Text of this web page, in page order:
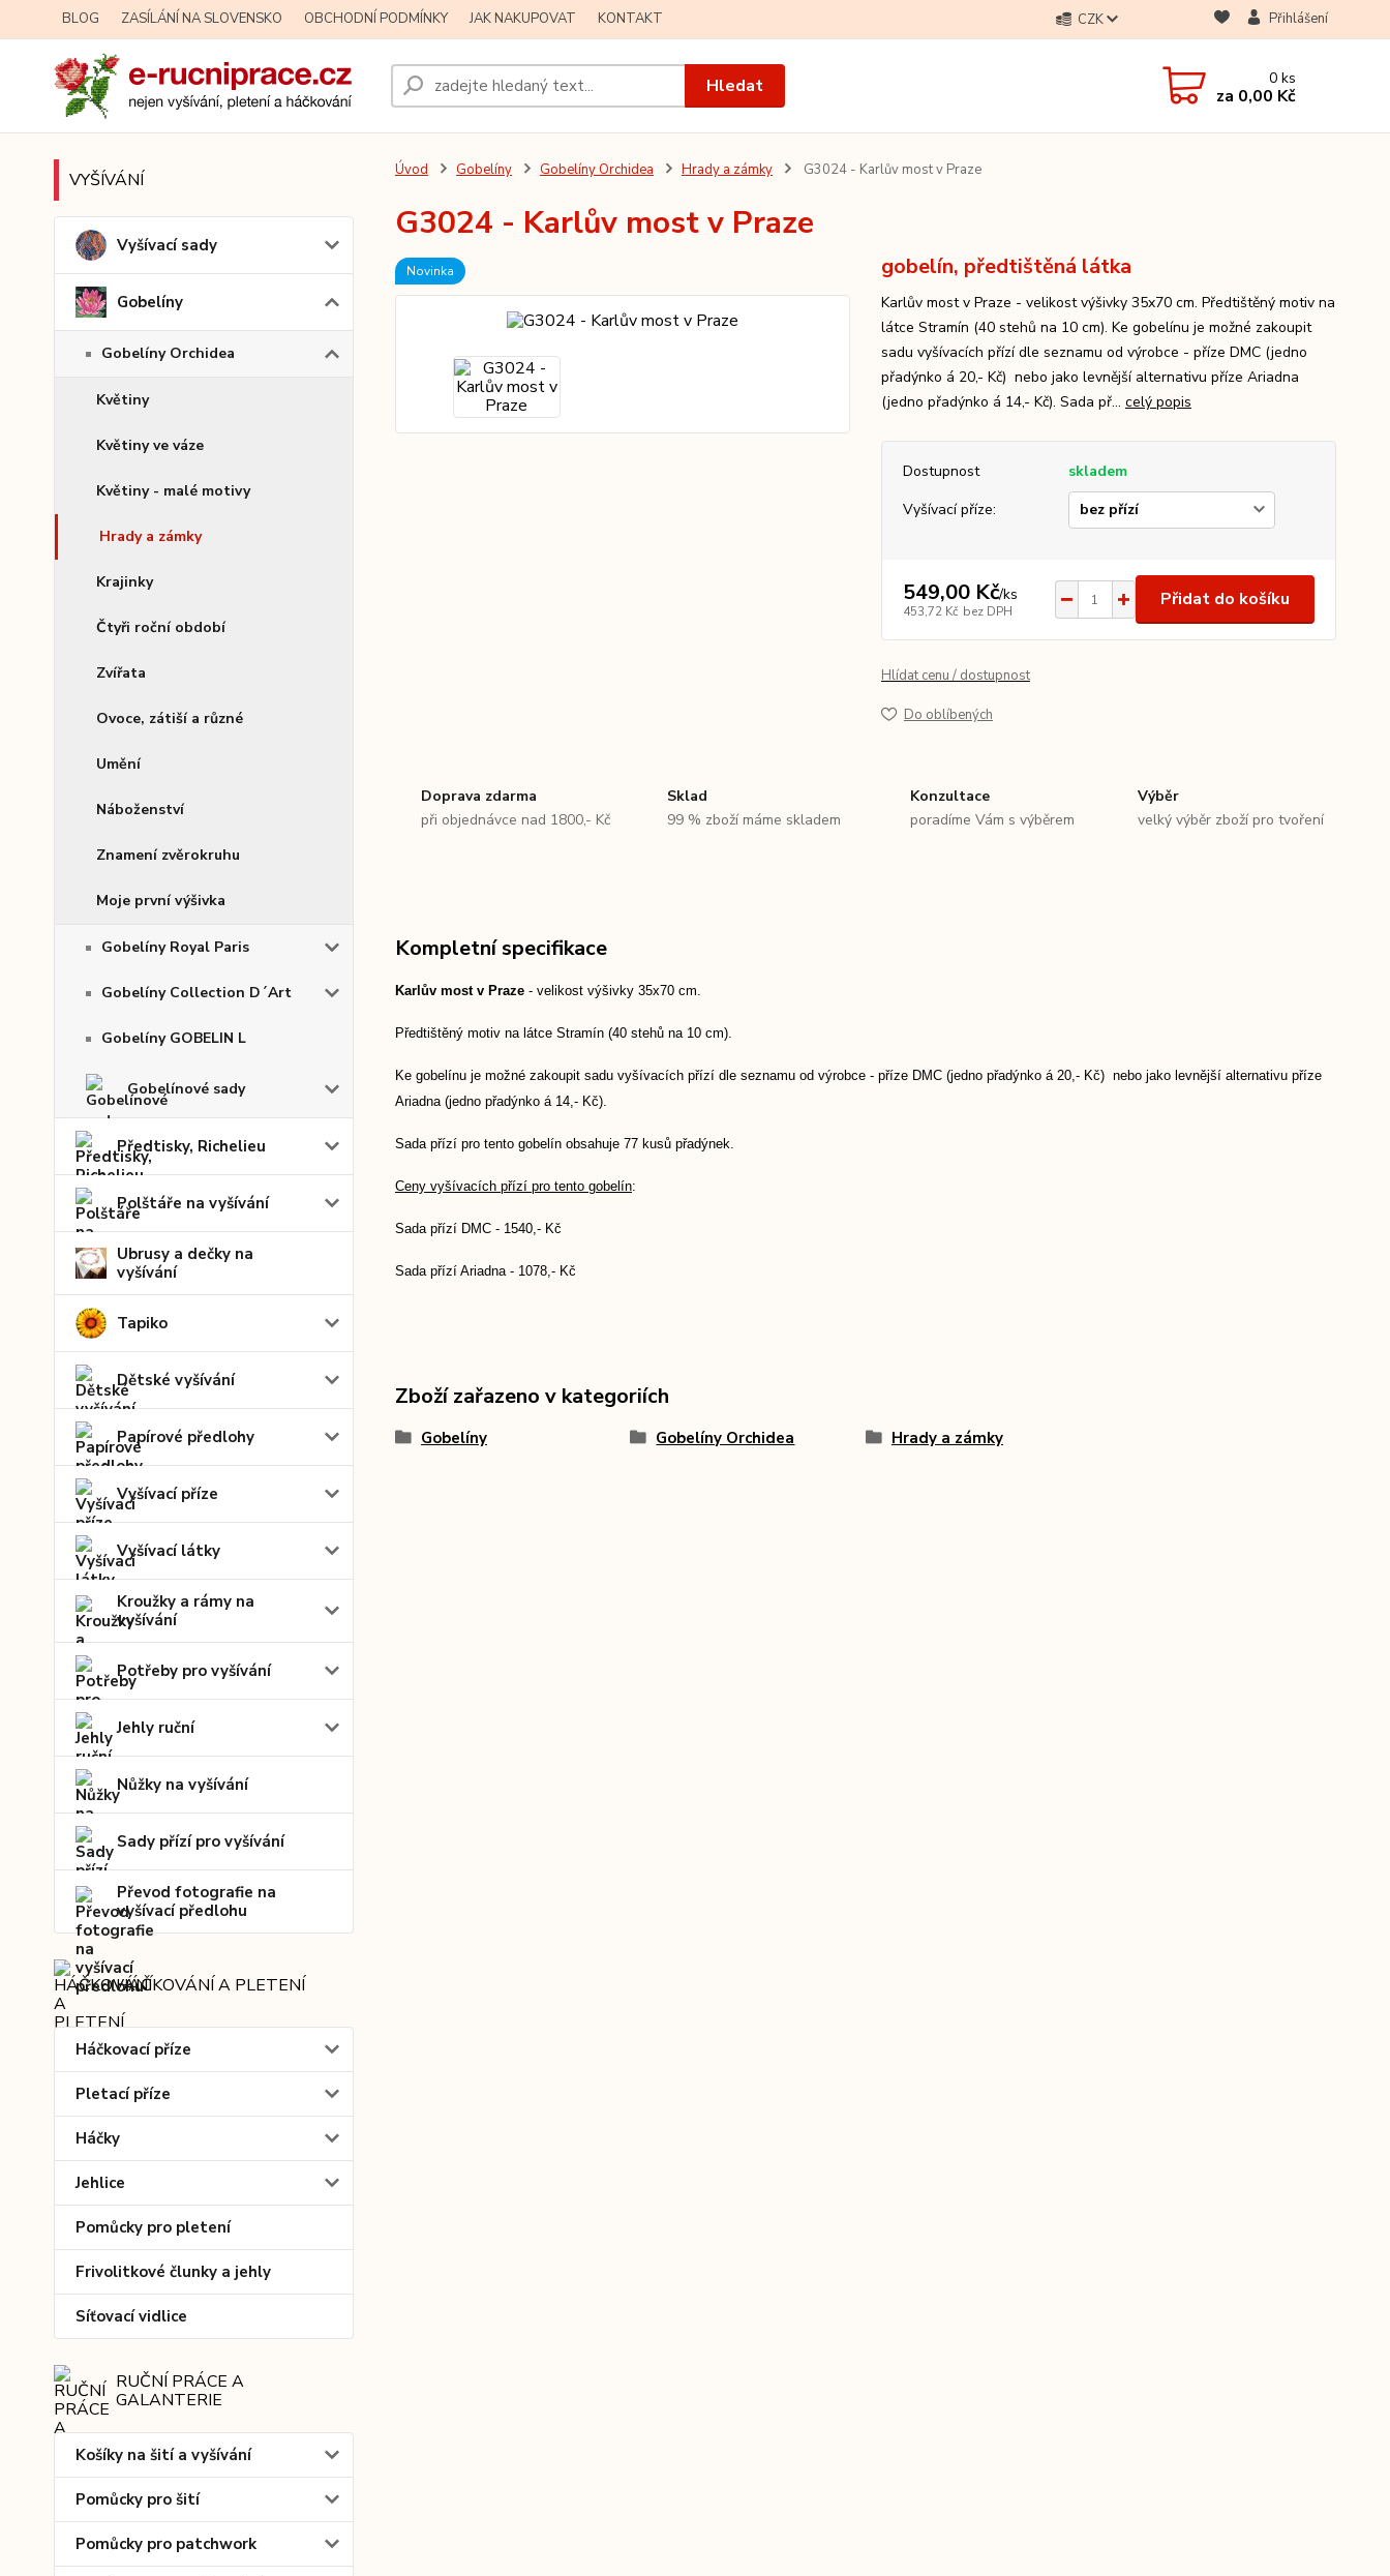
BLOG ZASÍLÁNÍ NA SLOVENSKO OBCHODNÍ PODMÍNKY JAK NAKUPOVAT KONTAKT CZK Přihlášení
Hledat 0ks
za 0,00 Kč
VYŠÍVÁNÍ
Vyšívací sady
Gobelíny
Gobelíny Orchidea
Květiny
Květiny ve váze
Květiny - malé motivy
Hrady a zámky
Krajinky
Čtyři roční období
Zvířata
Ovoce, zátiší a různé
Umění
Náboženství
Znamení zvěrokruhu
Moje první výšivka
Gobelíny Royal Paris
Gobelíny Collection D´Art
Gobelíny GOBELIN L
Gobelínové sady
Předtisky, Richelieu
Polštáře na vyšívání
Ubrusy a dečky na
vyšívání
Tapiko
Dětské vyšívání
Papírové předlohy
Vyšívací příze
Vyšívací látky
Kroužky a rámy na
vyšívání
Potřeby pro vyšívání
Jehly ruční
Nůžky na vyšívání
Sady přízí pro vyšívání
Převod fotografie na
vyšívací předlohu
HÁČKOVÁNÍ A PLETENÍ
Háčkovací příze
Pletací příze
Háčky
Jehlice
Pomůcky pro pletení
Frivolitkové člunky a jehly
Síťovací vidlice
RUČNÍ PRÁCE A
GALANTERIE
Košíky na šití a vyšívání
Pomůcky pro šití
Pomůcky pro patchwork
Úvod Gobelíny Gobelíny Orchidea Hrady a zámky G3024 - Karlův most v Praze
G3024 - Karlův most v Praze
Novinka gobelín, předtištěná látka
Karlův most v Praze - velikost výšivky 35x70 cm. Předtištěný motiv na
látce Stramín (40 stehů na 10 cm). Ke gobelínu je možné zakoupit
sadu vyšívacích přízí dle seznamu od výrobce - příze DMC (jedno
přadýnko á 20,- Kč) nebo jako levnější alternativu příze Ariadna
(jedno přadýnko á 14,- Kč). Sada př... celý popis
Dostupnost
skladem
Vyšívací příze:
549,00 Kč/ks
453,72 Kč bez DPH
Přidat do košíku
Hlídat cenu / dostupnost
Do oblíbených
Doprava zdarma
při objednávce nad 1800,- Kč
Sklad
99 % zboží máme skladem
Konzultace
poradíme Vám s výběrem
Výběr
velký výběr zboží pro tvoření
Kompletní specifikace
Karlův most v Praze- velikost výšivky 35x70 cm.
Předtištěný motiv na látce Stramín (40 stehů na 10 cm).
Ke gobelínu je možné zakoupit sadu vyšívacích přízí dle seznamu od výrobce - příze DMC (jedno přadýnko á 20,- Kč) nebo jako levnější alternativu příze
Ariadna (jedno přadýnko á 14,- Kč).
Sada přízí pro tento gobelín obsahuje 77 kusů přadýnek.
Ceny vyšívacích přízí pro tento gobelín:
Sada přízí DMC - 1540,- Kč
Sada přízí Ariadna - 1078,- Kč
Zboží zařazeno v kategoriích
Gobelíny Gobelíny Orchidea Hrady a zámky